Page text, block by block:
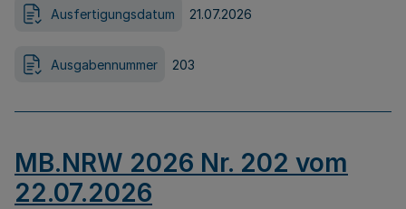
Ausfertigungsdatum 21.07.2026
Ausgabennummer 203
MB.NRW 2026 Nr. 202 vom
22.07.2026